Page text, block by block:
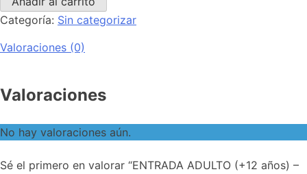
Categoría: Sin categorizar
Valoraciones (0)
Valoraciones
No hay valoraciones aún.
Sé el primero en valorar “ENTRADA ADULTO (+12 años) –